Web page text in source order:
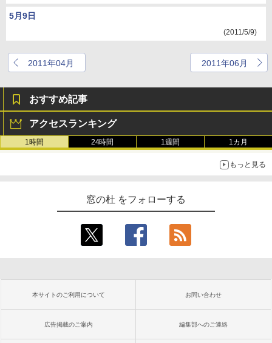
5月9日
(2011/5/9)
2011年04月 2011年06月
おすすめ記事
アクセスランキング
1時間 24時間 1週間 1カ月
もっと見る
窓の杜 をフォローする
本サイトのご利用について お問い合わせ
広告掲載のご案内 編集部へのご連絡